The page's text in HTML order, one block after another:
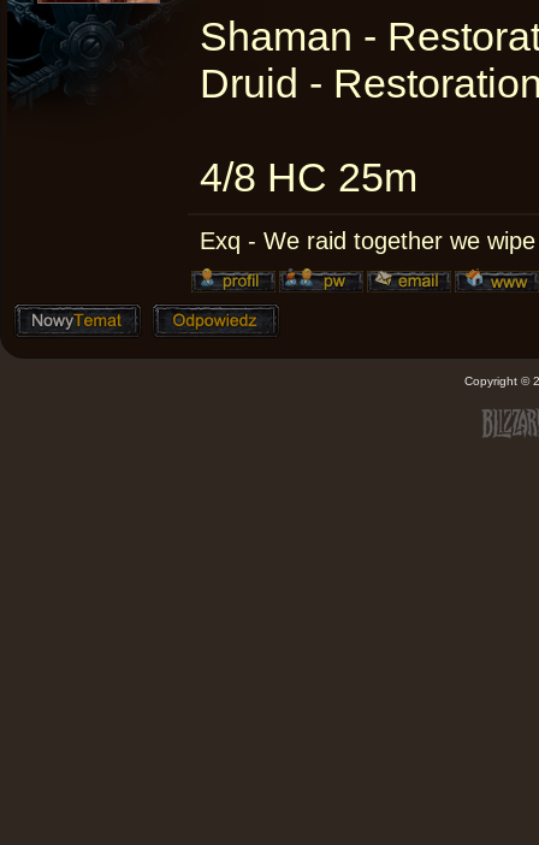
Shaman -
Druid -
4/8 HC 25m
Exq - We raid together we
Copyright ©